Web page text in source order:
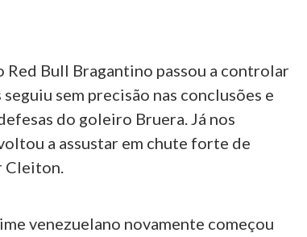
Red Bull Bragantino passou a controlar
seguiu sem precisão nas conclusões e
do goleiro Bruera. Já nos
a assustar em chute forte de
Cleiton.
venezuelano novamente começou